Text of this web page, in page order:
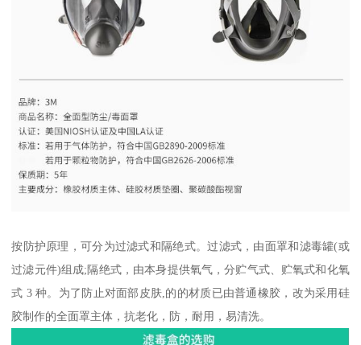
按防护原理，可分为过滤式和隔绝式。过滤式，由面罩和滤毒罐(或
过滤元件)组成;隔绝式，由本身提供氧气，分贮气式、贮氧式和化氧
式 3 种。为了防止对面部皮肤,的的材质已由普通橡胶，改为采用硅
胶制作的全面罩主体，抗老化，防，耐用，易清洗。